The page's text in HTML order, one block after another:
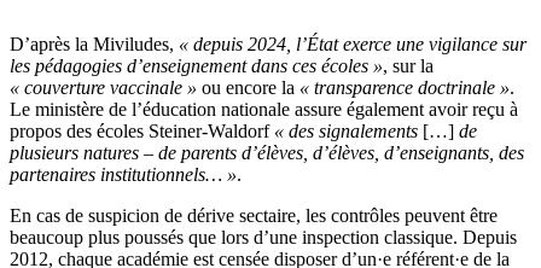
D’après la Miviludes, « depuis 2024, l’État exerce une vigilance sur
les pédagogies d’enseignement dans ces écoles », sur la
« couverture vaccinale » ou encore la « transparence doctrinale ».
Le ministère de l’éducation nationale assure également avoir reçu à
propos des écoles Steiner-Waldorf « des signalements […] de
plusieurs natures – de parents d’élèves, d’élèves, d’enseignants, des
partenaires institutionnels… ».
En cas de suspicion de dérive sectaire, les contrôles peuvent être
beaucoup plus poussés que lors d’une inspection classique. Depuis
2012, chaque académie est censée disposer d’un·e référent·e de la